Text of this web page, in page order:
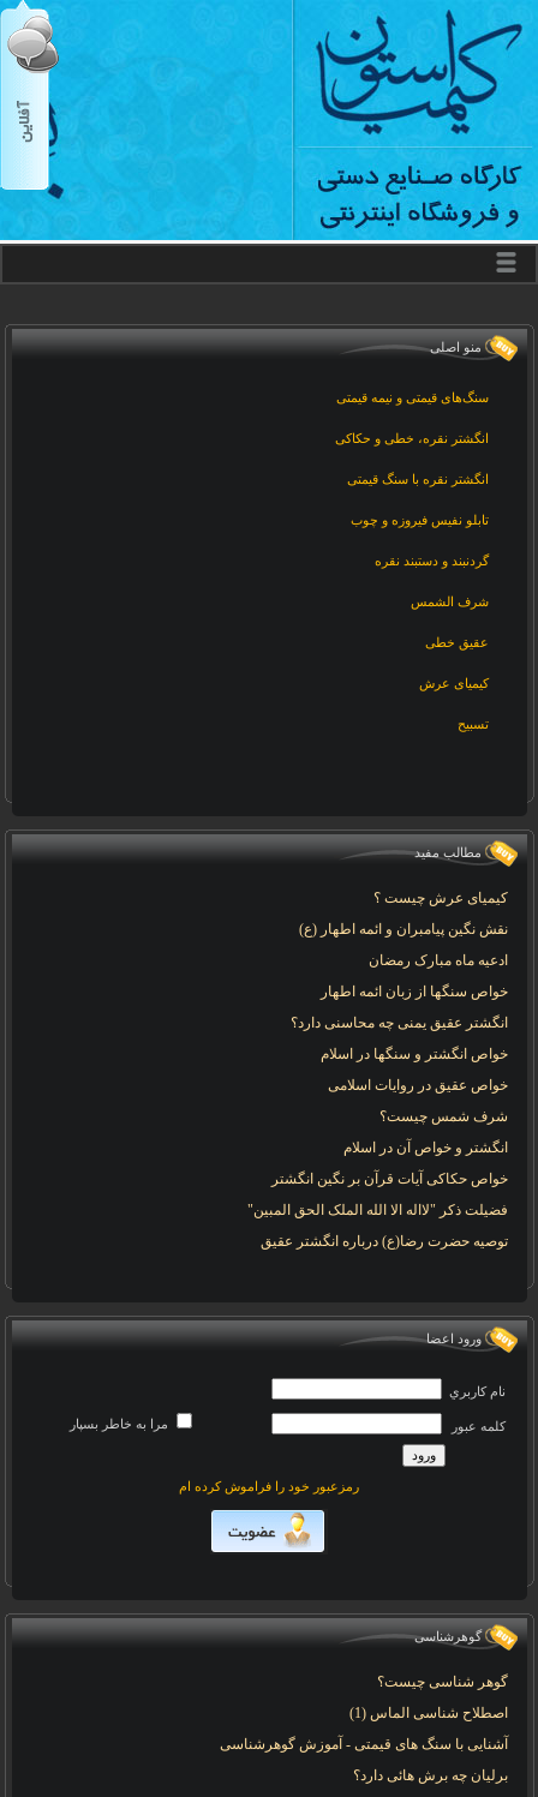
منو اصلی
سنگ‌های قیمتی و نیمه قیمتی
انگشتر نقره، خطی و حکاکی
انگشتر نقره با سنگ قیمتی
تابلو نفیس فیروزه و چوب
گردنبند و دستبند نقره
شرف الشمس
عقیق خطی
کیمیای عرش
تسبیح
مطالب مفید
کیمیای عرش چیست ؟
نقش نگین پیامبران و ائمه اطهار (ع)
ادعیه ماه مبارک رمضان
خواص سنگها از زبان ائمه اطهار
انگشتر عقیق یمنی چه محاسنی دارد؟
خواص انگشتر و سنگها در اسلام
خواص عقیق در روایات اسلامی
شرف شمس چیست؟
انگشتر و خواص آن در اسلام
خواص حکاکی آیات قرآن بر نگین انگشتر
فضیلت ذکر "لااله الا الله الملک الحق المبین"
توصیه حضرت رضا(ع) درباره انگشتر عقیق
ورود اعضا
نام کاربري
کلمه عبور مرا به خاطر بسپار
رمزعبور خود را فراموش کرده ام
گوهرشناسی
گوهر شناسی چیست؟
اصطلاح شناسی الماس (1)
آشنایی با سنگ های قیمتی - آموزش گوهرشناسی
برلیان چه برش هائی دارد؟